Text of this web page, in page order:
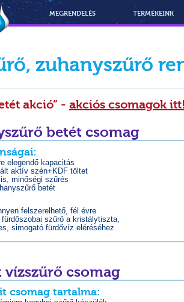
Vízmegoldás
MEGRENDELÉS TERMÉKEINK
zuhanyszűrő
akció” - akciós csomagok itt!
betét csomag
elegendő kapacitás
aktív szén+KDF töltet
minőségi szűrés
betét
felszerelhető, fél évre
fürdőszobai szűrő a kristálytiszta,
simogató fürdővíz eléréséhez.
vízszűrő csomag
csomag tartalma: